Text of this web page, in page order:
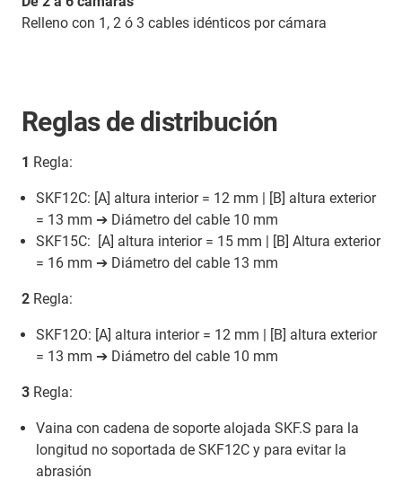
Relleno con 1, 2 ó 3 cables idénticos por cámara
Reglas de distribución
1 Regla:
SKF12C: [A] altura interior = 12 mm | [B] altura exterior
= 13 mm ➔ Diámetro del cable 10 mm
SKF15C: [A] altura interior = 15 mm | [B] Altura exterior
= 16 mm ➔ Diámetro del cable 13 mm
2 Regla:
SKF12O: [A] altura interior = 12 mm | [B] altura exterior
= 13 mm ➔ Diámetro del cable 10 mm
3 Regla:
Vaina con cadena de soporte alojada SKF.S para la
longitud no soportada de SKF12C y para evitar la
abrasión